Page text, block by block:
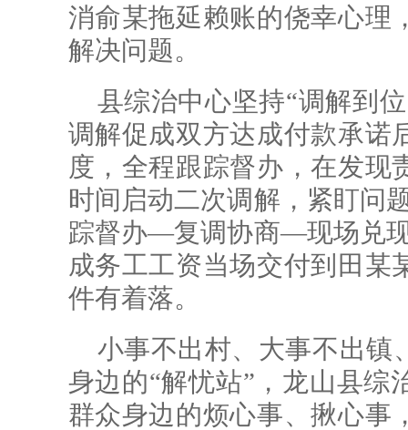
消俞某拖延赖账的侥幸心理
解决问题。
县综治中心坚持“调解到
调解促成双方达成付款承诺
度，全程跟踪督办，在发现
时间启动二次调解，紧盯
踪督办—复调协商—现场兑
成务工工资当场交付到田某
件有着落。
小事不出村、大事不出镇
身边的“解忧站”，龙山县综
群众身边的烦心事、揪心事